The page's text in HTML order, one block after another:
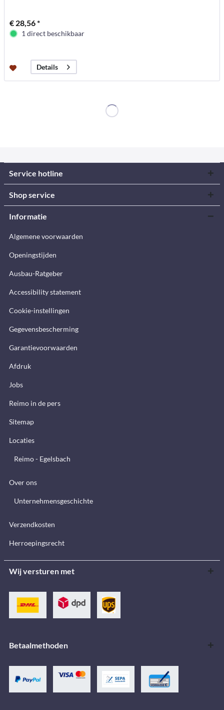
€ 28,56 *
1 direct beschikbaar
Details
Service hotline
Shop service
Informatie
Algemene voorwaarden
Openingstijden
Ausbau-Ratgeber
Accessibility statement
Cookie-instellingen
Gegevensbescherming
Garantievoorwaarden
Afdruk
Jobs
Reimo in de pers
Sitemap
Locaties
Reimo - Egelsbach
Over ons
Unternehmensgeschichte
Verzendkosten
Herroepingsrecht
Wij versturen met
Betaalmethoden